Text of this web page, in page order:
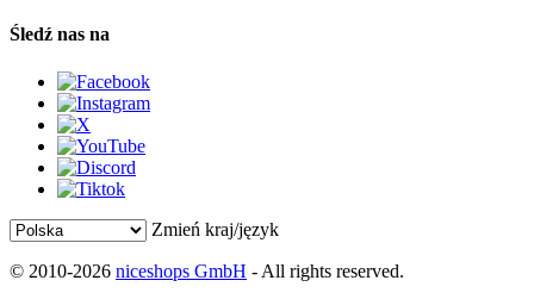
Śledź nas na
Zmień kraj/język
© 2010-2026 niceshops GmbH - All rights reserved.